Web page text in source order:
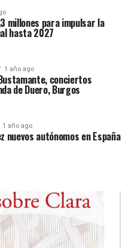
millones para impulsar la
hasta 2027
1 año ago
conciertos
de Duero, Burgos
1 año ago
nuevos autónomos en España